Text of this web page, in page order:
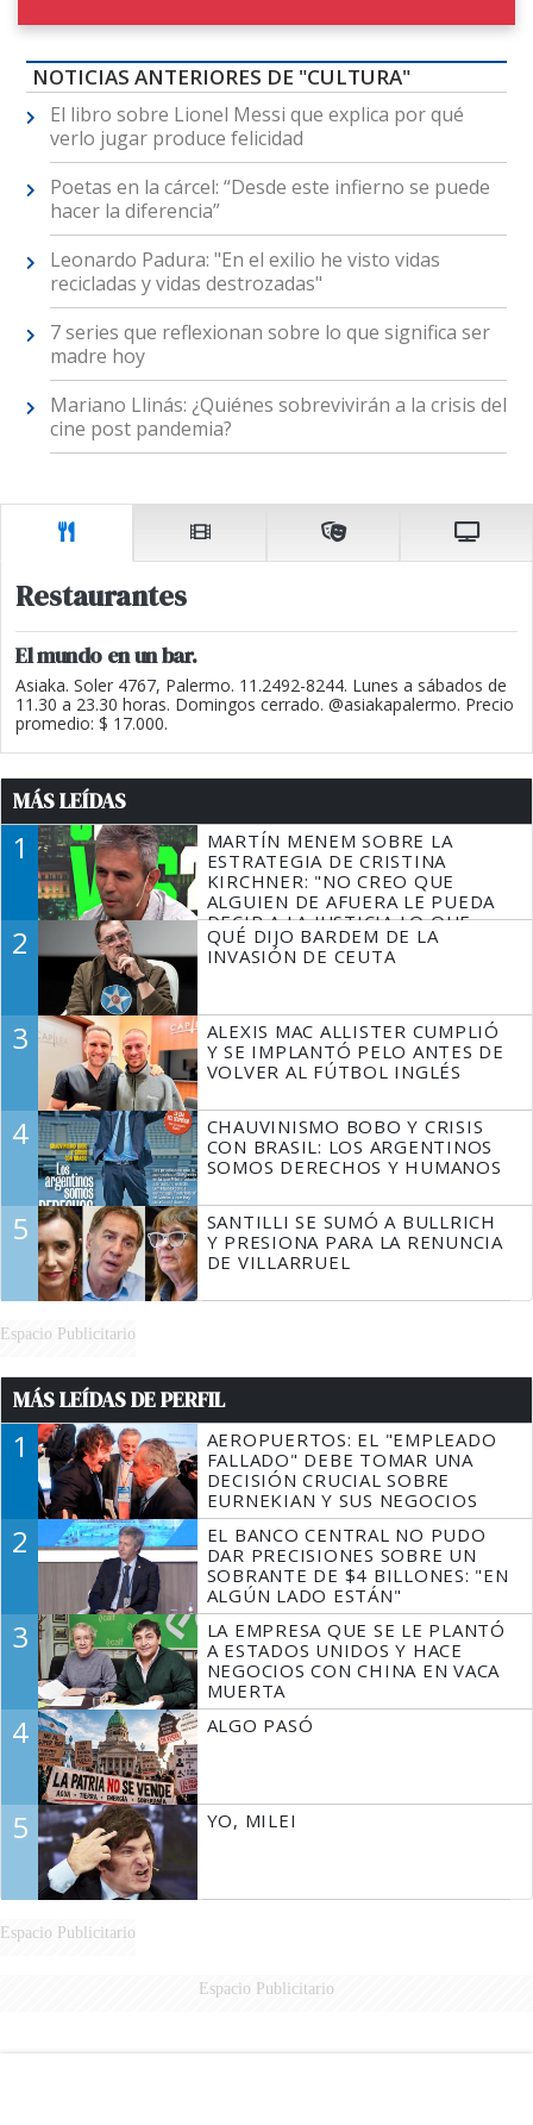
NOTICIAS ANTERIORES DE "CULTURA"
El libro sobre Lionel Messi que explica por qué
verlo jugar produce felicidad
Poetas en la cárcel: “Desde este infierno se puede
hacer la diferencia”
Leonardo Padura: "En el exilio he visto vidas
recicladas y vidas destrozadas"
7 series que reflexionan sobre lo que significa ser
madre hoy
Mariano Llinás: ¿Quiénes sobrevivirán a la crisis del
cine post pandemia?
Restaurantes
El mundo en un bar.
Asiaka. Soler 4767, Palermo. 11.2492-8244. Lunes a sábados de
11.30 a 23.30 horas. Domingos cerrado. @asiakapalermo. Precio
promedio: $ 17.000.
MÁS LEÍDAS
1
MARTÍN MENEM SOBRE LA
ESTRATEGIA DE CRISTINA
KIRCHNER: "NO CREO QUE
ALGUIEN DE AFUERA LE PUEDA
DECIR A LA JUSTICIA LO QUE
TIENE QUE HACER"
2
QUÉ DIJO BARDEM DE LA
INVASIÓN DE CEUTA
3
ALEXIS MAC ALLISTER CUMPLIÓ
Y SE IMPLANTÓ PELO ANTES DE
VOLVER AL FÚTBOL INGLÉS
4
CHAUVINISMO BOBO Y CRISIS
CON BRASIL: LOS ARGENTINOS
SOMOS DERECHOS Y HUMANOS
5
SANTILLI SE SUMÓ A BULLRICH
Y PRESIONA PARA LA RENUNCIA
DE VILLARRUEL
Espacio Publicitario
MÁS LEÍDAS DE PERFIL
1
AEROPUERTOS: EL "EMPLEADO
FALLADO" DEBE TOMAR UNA
DECISIÓN CRUCIAL SOBRE
EURNEKIAN Y SUS NEGOCIOS
2
EL BANCO CENTRAL NO PUDO
DAR PRECISIONES SOBRE UN
SOBRANTE DE $4 BILLONES: "EN
ALGÚN LADO ESTÁN"
3
LA EMPRESA QUE SE LE PLANTÓ
A ESTADOS UNIDOS Y HACE
NEGOCIOS CON CHINA EN VACA
MUERTA
4 ALGO PASÓ
5 YO, MILEI
Espacio Publicitario
Espacio Publicitario